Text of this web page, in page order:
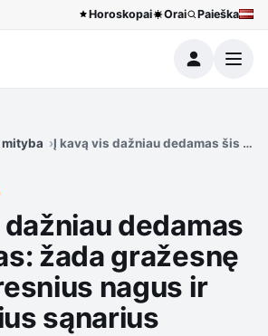
Horoskopai Orai Paieška
Meniu
Į kavą vis dažniau dedamas šis
dažniau dedamas
žada gražesnę
nagus ir
sąnarius